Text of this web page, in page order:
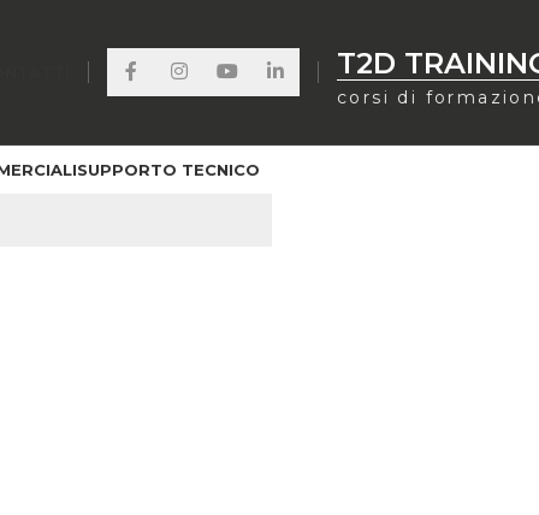
T2D
corsi di
SUPPORTO TECNICO